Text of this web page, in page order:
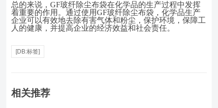
总的来说，GF玻纤除尘布袋在化学品的生产过程中发挥
着重要的作用。通过使用GF玻纤除尘布袋，化学品生产
企业可以有效地去除有害气体和粉尘，保护环境，保障工
人的健康，并提高企业的经济效益和社会责任。
[DB:标签]
相关推荐